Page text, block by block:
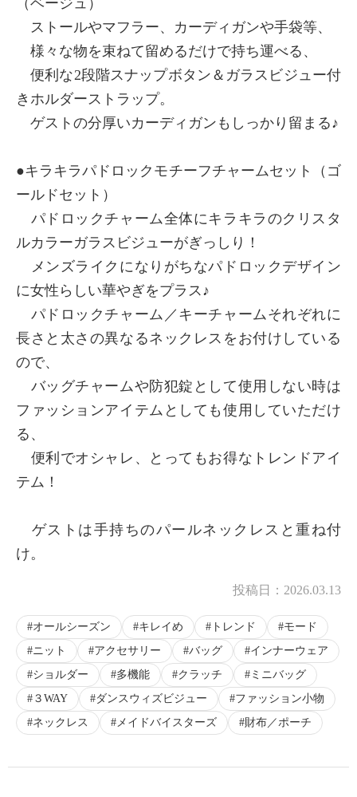
ストールやマフラー、カーディガンや手袋等、
様々な物を束ねて留めるだけで持ち運べる、
便利な2段階スナップボタン＆ガラスビジュー付
きホルダーストラップ。
ゲストの分厚いカーディガンもしっかり留まる♪
●キラキラパドロックモチーフチャームセット（ゴ
ールドセット）
パドロックチャーム全体にキラキラのクリスタ
ルカラーガラスビジューがぎっしり！
メンズライクになりがちなパドロックデザイン
に女性らしい華やぎをプラス♪
パドロックチャーム／キーチャームそれぞれに
長さと太さの異なるネックレスをお付けしている
ので、
バッグチャームや防犯錠として使用しない時は
ファッションアイテムとしても使用していただけ
る、
便利でオシャレ、とってもお得なトレンドアイ
テム！
ゲストは手持ちのパールネックレスと重ね付
け。
投稿日： 2026.03.13
オールシーズン キレイめ トレンド
モード
ニット
アクセサリー バッグ
インナーウェア
ショルダー
多機能 クラッチ
ミニバッグ
３WAY
ダンスウィズビジュー
ファッション小物
ネックレス
メイドバイスターズ 財布／ポーチ